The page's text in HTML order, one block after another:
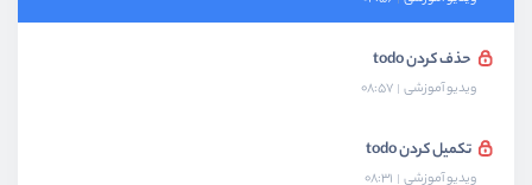
حذف کردن todo
ویدیو آموزشی 08:57
تکمیل کردن todo
ویدیو آموزشی 08:31